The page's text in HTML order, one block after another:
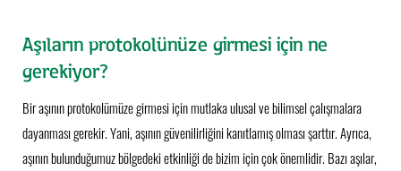
Aşıların protokolünüze girmesi için ne
gerekiyor?
Bir aşının protokolümüze girmesi için mutlaka ulusal ve bilimsel çalışmalara
dayanması gerekir. Yani, aşının güvenilirliğini kanıtlamış olması şarttır. Ayrıca,
aşının bulunduğumuz bölgedeki etkinliği de bizim için çok önemlidir. Bazı aşılar,